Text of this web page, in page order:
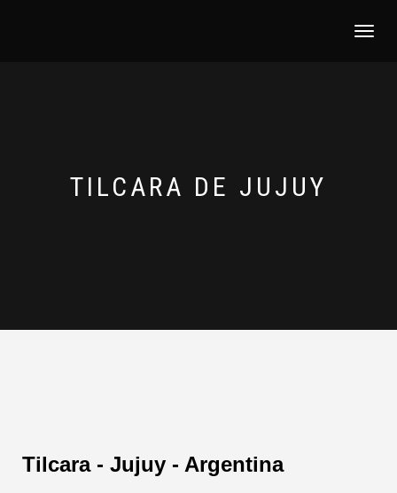
TILCARA DE JUJUY
Tilcara - Jujuy - Argentina